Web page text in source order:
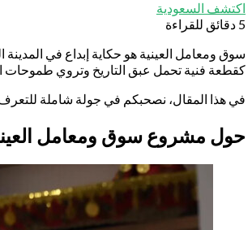
اكتشف السعودية
5 دقائق للقراءة
سوق ومعامل العينية هو حكاية إبداع في المدينة
كقطعة فنية تحمل عبق التاريخ وتروي طموحات
في هذا المقال، نصحبكم في جولة شاملة للتعرف
حول مشروع سوق ومعامل